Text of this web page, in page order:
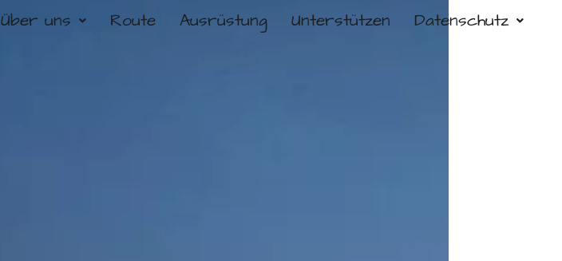
Über uns Route Ausrüstung Unterstützen Datenschutz